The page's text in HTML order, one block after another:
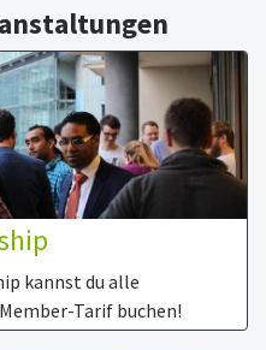
kannst du alle
Tarif buchen!